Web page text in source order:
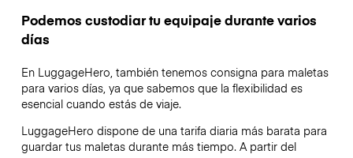
Podemos custodiar tu equipaje durante varios
días
En LuggageHero, también tenemos consigna para maletas
para varios días, ya que sabemos que la flexibilidad es
esencial cuando estás de viaje.
LuggageHero dispone de una tarifa diaria más barata para
guardar tus maletas durante más tiempo. A partir del